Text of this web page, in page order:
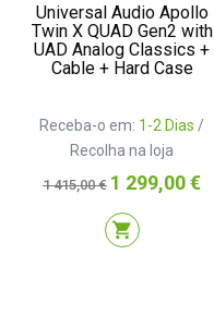
Universal Audio Apollo
Twin X QUAD Gen2 with
UAD Analog Classics +
Cable + Hard Case
Receba-o em: 1-2 Dias /
Recolha na loja
Preço
normal
1 415,00 € Preço
1 299,00 €
shopping_cart